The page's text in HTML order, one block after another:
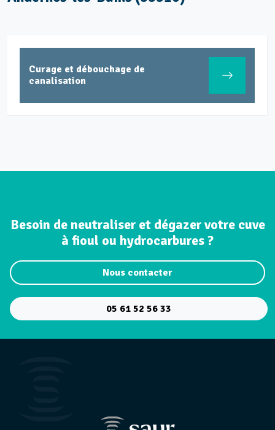
Curage et débouchage de
canalisation
Besoin de neutraliser et dégazer votre cuve
à fioul ou hydrocarbures ?
Nous contacter
05 61 52 56 33